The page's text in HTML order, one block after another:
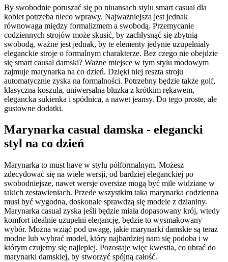
By swobodnie poruszać się po niuansach stylu smart casual dla
kobiet potrzeba nieco wprawy. Najważniejsza jest jednak
równowaga między formalizmem a swobodą. Przemycanie
codziennych strojów może skusić, by zachłysnąć się zbytnią
swobodą, ważne jest jednak, by te elementy jedynie uzupełniały
eleganckie stroje o formalnym charakterze. Bez czego nie obejdzie
się smart causal damski? Ważne miejsce w tym stylu modowym
zajmuje marynarka na co dzień. Dzięki niej reszta stroju
automatycznie zyska na formalności. Potrzebny będzie także golf,
klasyczna koszula, uniwersalna bluzka z krótkim rękawem,
elegancka sukienka i spódnica, a nawet jeansy. Do tego proste, ale
gustowne dodatki.
Marynarka casual damska - elegancki
styl na co dzień
Marynarka to must have w stylu półformalnym. Możesz
zdecydować się na wiele wersji, od bardziej eleganckiej po
swobodniejsze, nawet wersje oversize mogą być mile widziane w
takich zestawieniach. Przede wszystkim taka marynarka codzienna
musi być wygodna, doskonale sprawdzą się modele z dzianiny.
Marynarka casual zyska jeśli będzie miała dopasowany krój, wtedy
komfort idealnie uzupełni elegancję, będzie to wysmakowany
wybór. Można wziąć pod uwagę, jakie marynarki damskie są teraz
modne lub wybrać model, który najbardziej nam się podoba i w
którym czujemy się najlepiej. Pozostaje więc kwestia, co ubrać do
marynarki damskiej, by stworzyć spójną całość.